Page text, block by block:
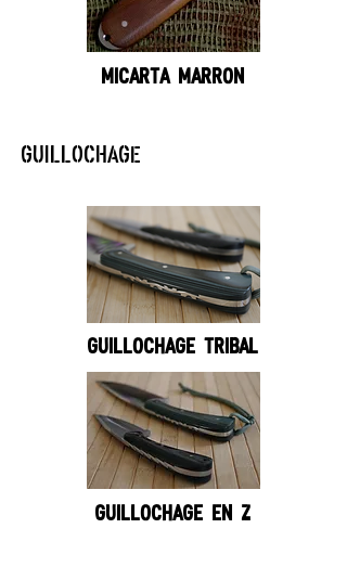
MICARTA MARRON
GUILLOCHAGE
GUILLOCHAGE TRIBAL
GUILLOCHAGE EN Z